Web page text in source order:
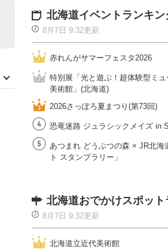
北海道イベントランキン
8月7日 9:32更新
赤れんがサマーフェスタ2026
特別展「光と遊ぶ！超体験型ミ
美術館」(北海道)
2026さっぽろ夏まつり(第73回)
恐竜迷路 ジュラシックメイズ in
あつまれ どうぶつの森 × JR北海
ト スタンプラリー」
北海道おでかけスポッ
8月7日 9:32更新
北海道立近代美術館